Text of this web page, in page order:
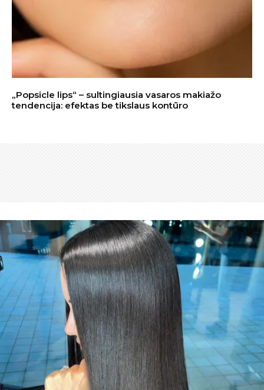
„Popsicle lips“ – sultingiausia vasaros makiažo
tendencija: efektas be tikslaus kontūro